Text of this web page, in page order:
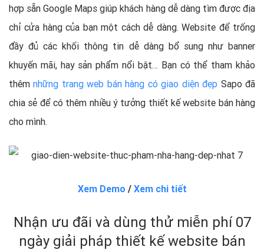
hợp sẵn Google Maps giúp khách hàng dễ dàng tìm được địa
chỉ cửa hàng của bạn một cách dễ dàng. Website để trống
đầy đủ các khối thông tin dễ dàng bổ sung như banner
khuyến mãi, hay sản phẩm nổi bật… Bạn có thể tham khảo
thêmnhững trang web bán hàng có giao diện đẹp Sapo đã
chia sẻ để có thêm nhiều ý tưởng thiết kế website bán hàng
cho mình.
Xem Demo / Xem chi tiết
Nhận ưu đãi và dùng thử miễn phí 07
ngày giải pháp thiết kế website bán